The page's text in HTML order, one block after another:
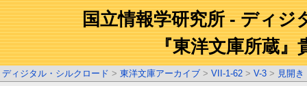
国立情報学研究所 - ディジ
『東洋文庫所蔵』
ディジタル・シルクロード > 東洋文庫アーカイブ > VII-1-62 > V-3 > 見開き